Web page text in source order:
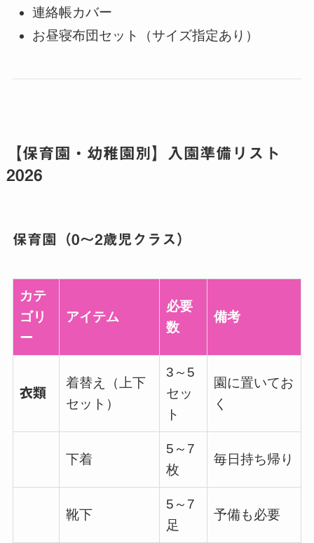
連絡帳カバー
お昼寝布団セット（サイズ指定あり）
【保育園・幼稚園別】入園準備リスト
2026
保育園（0～2歳児クラス）
カテ
ゴリ
ー
アイテム
必要
数
備考
衣類
着替え（上下
セット）
3～5
セッ
ト
園に置いてお
く
下着
5～7
枚
毎日持ち帰り
靴下
5～7
足
予備も必要